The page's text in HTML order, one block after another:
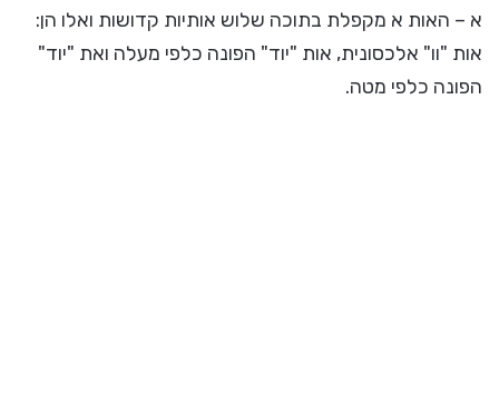
א – האות א מקפלת בתוכה שלוש אותיות קדושות ואלו הן:
אות "וו" אלכסונית, אות "יוד" הפונה כלפי מעלה ואת "יוד"
הפונה כלפי מטה.